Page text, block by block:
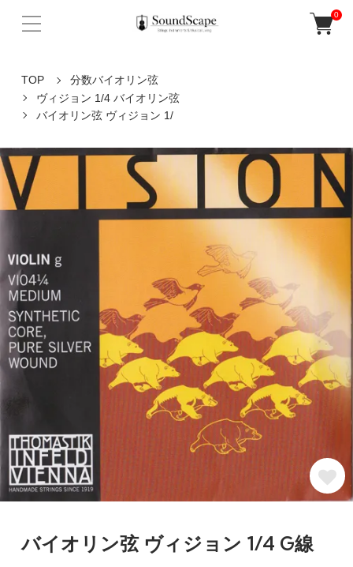
0
TOP
分数バイオリン弦
ヴィジョン 1/4 バイオリン弦
バイオリン弦 ヴィジョン 1/
バイオリン弦 ヴィジョン 1/4 G線